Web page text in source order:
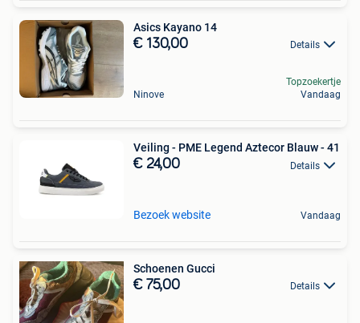
Asics Kayano 14
€ 130,00 Details
Ninove
Topzoekertje
Vandaag
Veiling - PME Legend Aztecor Blauw - 41
€ 24,00 Details
Bezoek website Vandaag
Schoenen Gucci
€ 75,00 Details